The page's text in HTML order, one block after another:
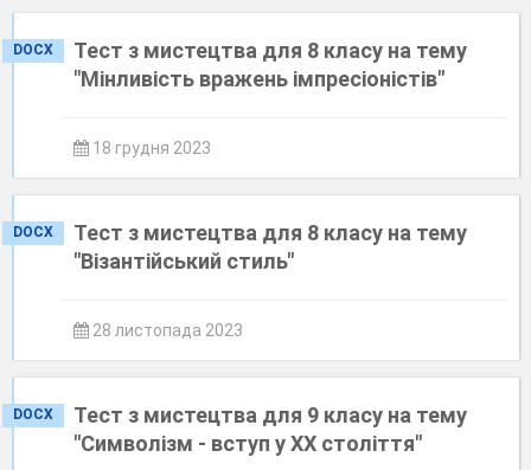
DOCX
Тест з мистецтва для 8 класу на тему
"Мінливість вражень імпресіоністів"
18 грудня 2023
DOCX
Тест з мистецтва для 8 класу на тему
"Візантійський стиль"
28 листопада 2023
DOCX
Тест з мистецтва для 9 класу на тему
"Символізм - вступ у ХХ століття"